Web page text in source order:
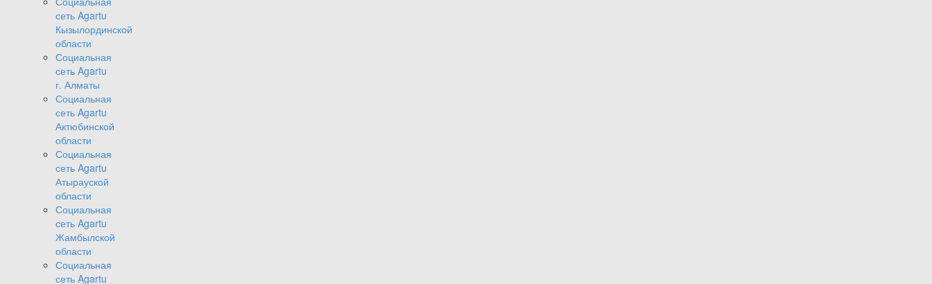
сеть Agartu
Кызылординской
области
Социальная
сеть Agartu
г. Алматы
Социальная
сеть Agartu
Актюбинской
области
Социальная
сеть Agartu
Атырауской
области
Социальная
сеть Agartu
Жамбылской
области
Социальная
сеть Agartu